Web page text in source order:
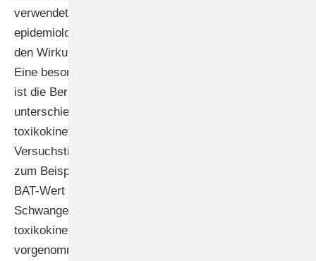
verwendet. Basis für die Bewertung sind
epidemiologische und tierexperimentelle Studien, für
den Wirkungsmechanismus auch In-vitro-Studien.
Eine besondere Herausforderung bei der Extrapolation
ist die Berücksichtigung des möglicherweise
unterschiedlichen Metabolismus beziehungsweise
toxikokinetischen Verhal­tens von Stoffen beim
Versuchstier im Vergleich zum Menschen. So wurden
zum Beispiel für Methoxyessigsäure, die bei einem
BAT-Wert von 15 mg/g Kreatinin der
Schwangerschaftsgruppe B zugeordnet ist, komplexe
toxikokinetische Überlegungen und Berechnungen
vorgenommen, die zur Vergabe eines Hinweises auf